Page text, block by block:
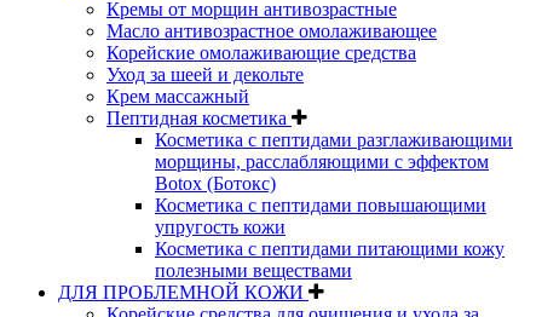
Кремы от морщин антивозрастные
Масло антивозрастное омолаживающее
Корейские омолаживающие средства
Уход за шеей и декольте
Крем массажный
Пептидная косметика
Косметика с пептидами разглаживающими
морщины, расслабляющими с эффектом
Botox (Ботокс)
Косметика с пептидами повышающими
упругость кожи
Косметика с пептидами питающими кожу
полезными веществами
ДЛЯ ПРОБЛЕМНОЙ КОЖИ